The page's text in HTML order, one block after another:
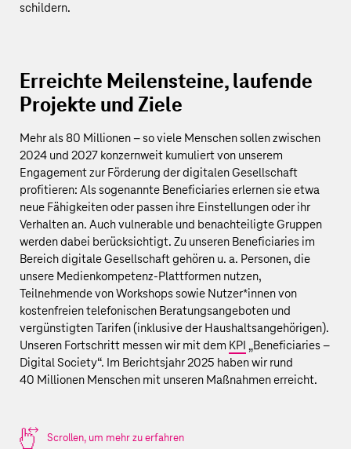
schildern.
Erreichte Meilensteine, laufende
Projekte und Ziele
Mehr als 80 Millionen– so viele Menschen sollen zwischen
2024 und 2027 konzernweit kumuliert von unserem
Engagement zur Förderung der digitalen Gesellschaft
profitieren: Als sogenannte Beneficiaries erlernen sie etwa
neue Fähigkeiten oder passen ihre Einstellungen oder ihr
Verhalten an. Auch vulnerable und benachteiligte Gruppen
werden dabei berücksichtigt. Zu unseren Beneficiaries im
Bereich digitale Gesellschaft gehören u. a. Personen, die
unsere Medienkompetenz-Plattformen nutzen,
Teilnehmende von Workshops sowie Nutzer*innen von
kostenfreien telefonischen Beratungsangeboten und
vergünstigten Tarifen (inklusive der Haushaltsangehörigen).
Unseren Fortschritt messen wir mit dem KPI „Beneficiaries –
Digital Society“. Im Berichtsjahr 2025 haben wir rund
40 Millionen Menschen mit unseren Maßnahmen erreicht.
Scrollen, um mehr zu erfahren